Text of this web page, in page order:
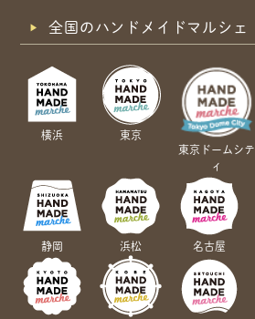
全国のハンドメイドマルシェ
横浜
東京
東京ドームシテ
ィ
静岡 浜松 名古屋